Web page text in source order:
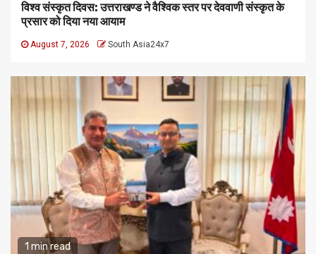
विश्व संस्कृत दिवस: उत्तराखण्ड ने वैश्विक स्तर पर देववाणी संस्कृत के
प्रसार को दिया नया आयाम
August 7, 2026 South Asia24x7
1 min read